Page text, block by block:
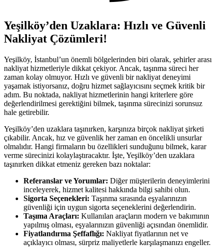
Yeşilköy’den Uzaklara: Hızlı ve Güvenli
Nakliyat Çözümleri!
Yeşilköy, İstanbul’un önemli bölgelerinden biri olarak, şehirler arası
nakliyat hizmetleriyle dikkat çekiyor. Ancak, taşınma süreci her
zaman kolay olmuyor. Hızlı ve güvenli bir nakliyat deneyimi
yaşamak istiyorsanız, doğru hizmet sağlayıcısını seçmek kritik bir
adım. Bu noktada, nakliyat hizmetlerinin hangi kriterlere göre
değerlendirilmesi gerektiğini bilmek, taşınma sürecinizi sorunsuz
hale getirebilir.
Yeşilköy’den uzaklara taşınırken, karşınıza birçok nakliyat şirketi
çıkabilir. Ancak, hız ve güvenlik her zaman en öncelikli unsurlar
olmalıdır. Hangi firmaların bu özellikleri sunduğunu bilmek, karar
verme sürecinizi kolaylaştıracaktır. İşte, Yeşilköy’den uzaklara
taşınırken dikkat etmeniz gereken bazı noktalar:
Referanslar ve Yorumlar: Diğer müşterilerin deneyimlerini
inceleyerek, hizmet kalitesi hakkında bilgi sahibi olun.
Sigorta Seçenekleri: Taşınma sırasında eşyalarınızın
güvenliği için uygun sigorta seçeneklerini değerlendirin.
Taşıma Araçları: Kullanılan araçların modern ve bakımının
yapılmış olması, eşyalarınızın güvenliği açısından önemlidir.
Fiyatlandırma Şeffaflığı: Nakliyat fiyatlarının net ve
açıklayıcı olması, sürpriz maliyetlerle karşılaşmanızı engeller.